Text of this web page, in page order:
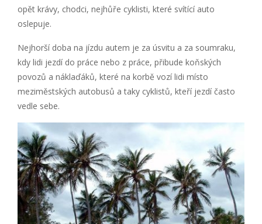
opět krávy, chodci, nejhůře cyklisti, které svítící auto
oslepuje.
Nejhorší doba na jízdu autem je za úsvitu a za soumraku,
kdy lidi jezdí do práce nebo z práce, přibude koňských
povozů a náklaďáků, které na korbě vozí lidi místo
meziměstských autobusů a taky cyklistů, kteří jezdí často
vedle sebe.